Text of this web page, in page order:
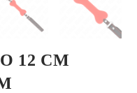
12 CM